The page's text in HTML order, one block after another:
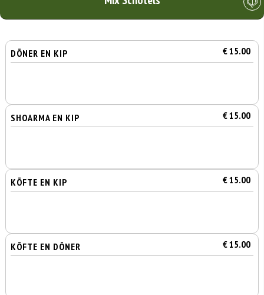
DÖNER EN KIP € 15.00
SHOARMA EN KIP € 15.00
KÖFTE EN KIP € 15.00
KÖFTE EN DÖNER € 15.00